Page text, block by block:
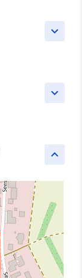
keyboard_arrow_down
keyboard_arrow_down
keyboard_arrow_up